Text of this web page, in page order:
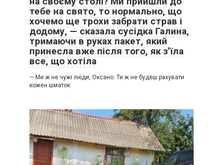
тебе на свято, то нормально, що
хочемо ще трохи забрати страв і
додому, — сказала сусідка Галина,
тримаючи в руках пакет, який
принесла вже після того, як з’їла
все, що хотіла
— Ми ж не чужі люди, Оксано. Ти ж не будеш рахувати
кожен шматок